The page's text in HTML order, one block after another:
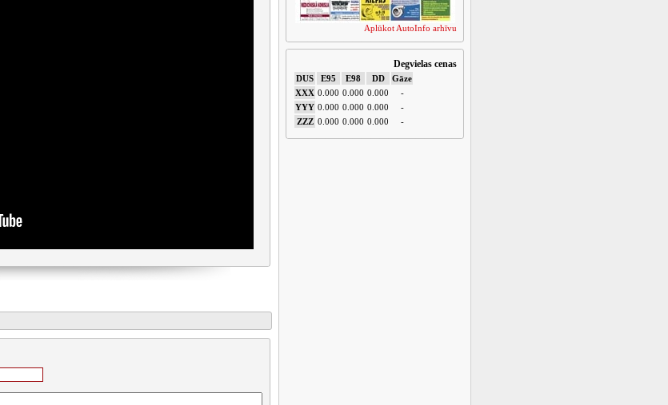
Aplūkot AutoInfo arhīvu
Degvielas cenas
DUS E95 E98 DD
Gāze
XXX 0.000 0.000 0.000
-
YYY 0.000 0.000 0.000
-
ZZZ 0.000 0.000 0.000 -